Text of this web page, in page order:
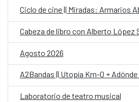
Ciclo de cine || Miradas: Armarios
Cabeza de libro con Alberto López
Agosto 2026
A2Bandas || Utopía Km-0 +
Laboratorio de teatro musical